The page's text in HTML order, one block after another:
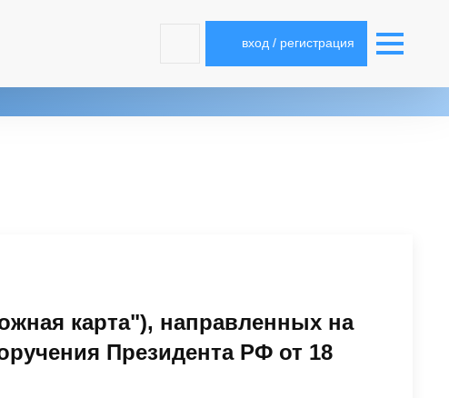
вход / регистрация
карта"), направленных на
Президента РФ от 18